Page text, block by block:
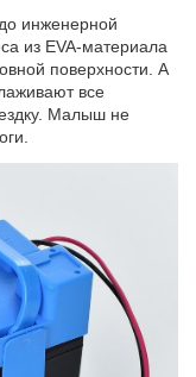
инженерной
из EVA-материала
поверхности. А
все
Малыш не